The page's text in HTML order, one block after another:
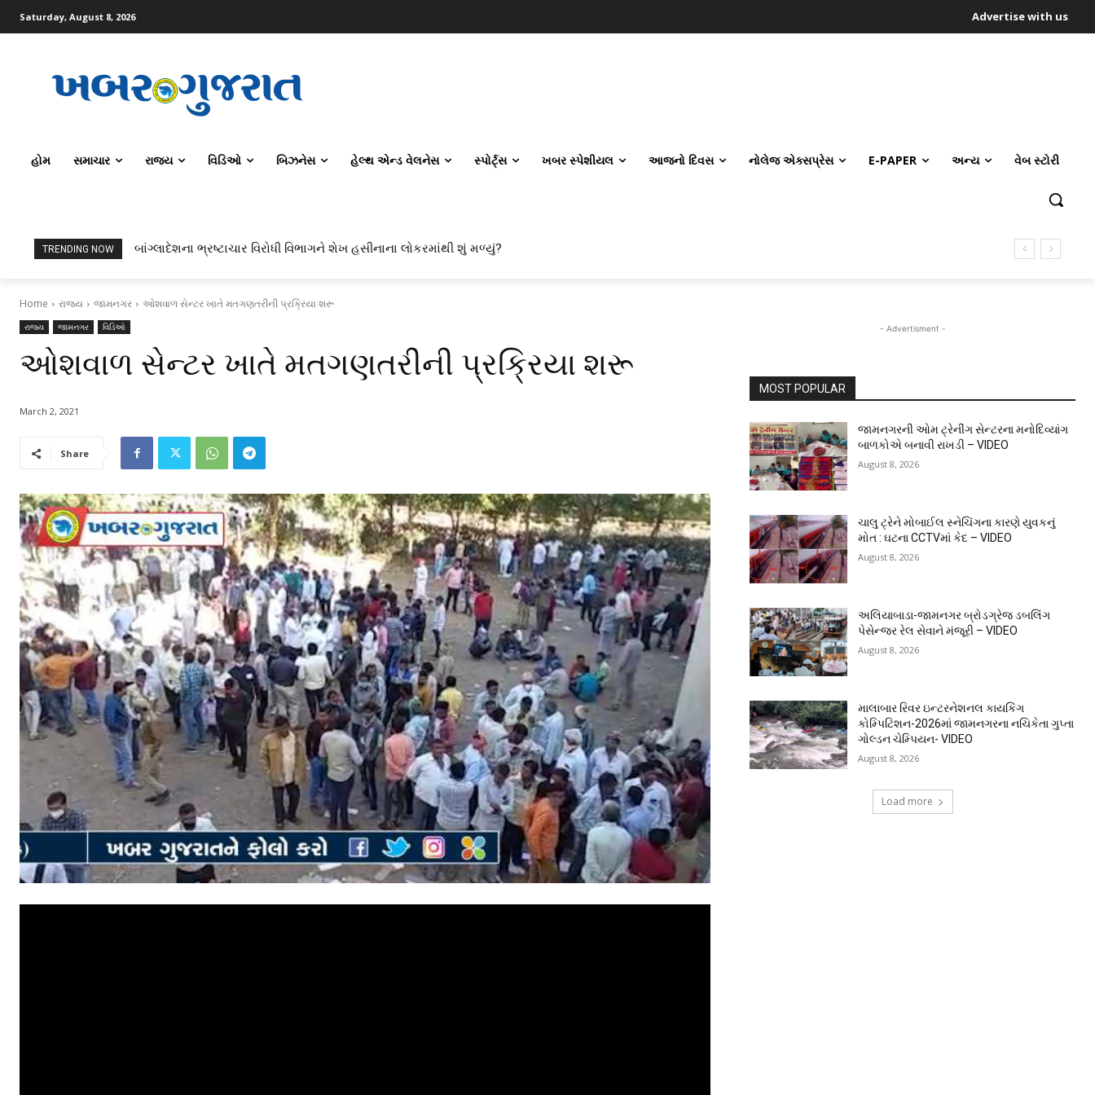
Saturday, August 8, 2026 Advertise with us
હોમ સમાચાર રાજ્ય વિડિઓ બિઝનેસ હેલ્થ એન્ડ વેલનેસ સ્પોર્ટ્સ ખબર સ્પેશીયલ આજનો દિવસ નોલેજ એક્સપ્રેસ E-PAPER અન્ય વેબ સ્ટોરી
TRENDING NOW ટોપર્સ કોમ્પ્યુટર સાયન્સ અને AI કરતાં સિવિલ એન્જિનિયરિંગ કેમ પસંદ કરી રહ્યા છે? IITનો ટ્રેન્ડ બદલાઈ ગયો છે
બાંગ્લાદેશના ભ્રષ્ટાચાર વિરોધી વિભાગને શેખ હસીનાના લોકરમાંથી શું મળ્યું?
Home રાજ્ય જામનગર ઓશવાળ સેન્ટર ખાતે મતગણતરીની પ્રક્રિયા શરૂ
રાજ્ય જામનગર વિડિઓ
ઓશવાળ સેન્ટર ખાતે મતગણતરીની પ્રક્રિયા શરૂ
March 2, 2021
Share
- Advertisment -
MOST POPULAR
જામનગરની ઓમ ટ્રેનીંગ સેન્ટરના મનોદિવ્યાંગ
બાળકોએ બનાવી રાખડી – VIDEO
August 8, 2026
ચાલુ ટ્રેને મોબાઈલ સ્નેચિંગના કારણે યુવકનું
મોત : ઘટના CCTVમાં કેદ – VIDEO
August 8, 2026
અલિયાબાડા-જામનગર બ્રોડગ્રેજ ડબલિંગ
પેસેન્જર રેલ સેવાને મંજૂરી – VIDEO
August 8, 2026
માલાબાર રિવર ઇન્ટરનેશનલ કાયકિંગ
કોમ્પિટિશન-2026માં જામનગરના નચિકેતા ગુપ્તા
ગોલ્ડન ચેમ્પિયન- VIDEO
August 8, 2026
Load more